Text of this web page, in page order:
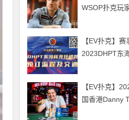
WSOP扑克玩
【EV扑克】赛
2023DHPT东
牌大师赛酒店
【EV扑克】
国香港Danny
豪客赛亚军，